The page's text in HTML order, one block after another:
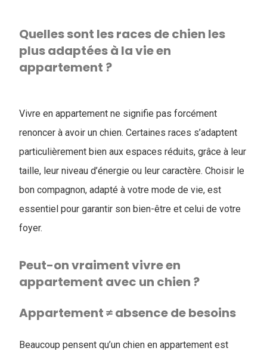
Quelles sont les races de chien les
plus adaptées à la vie en
appartement ?
Vivre en appartement ne signifie pas forcément
renoncer à avoir un chien. Certaines races s’adaptent
particulièrement bien aux espaces réduits, grâce à leur
taille, leur niveau d’énergie ou leur caractère. Choisir le
bon compagnon, adapté à votre mode de vie, est
essentiel pour garantir son bien-être et celui de votre
foyer.
Peut-on vraiment vivre en
appartement avec un chien ?
Appartement ≠ absence de besoins
Beaucoup pensent qu’un chien en appartement est